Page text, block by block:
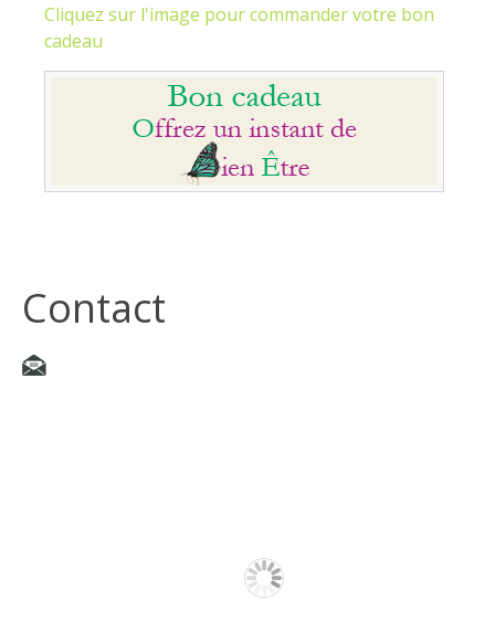
Cliquez sur l'image pour commander votre bon
cadeau
Contact